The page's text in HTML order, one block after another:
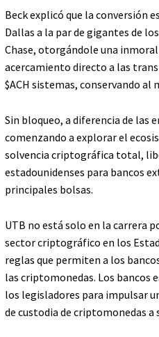
Beck explicó que la conversión
Dallas a la par de gigantes de
Chase, otorgándole una
acercamiento directo a las
$ACH sistemas, conservando al
Sin bloqueo, a diferencia de las
comenzando a explorar el
solvencia criptográfica total,
estadounidenses para bancos
principales bolsas.
UTB no está solo en la carrera
sector criptográfico en los
reglas que permiten a los
las criptomonedas. Los bancos
los legisladores para impulsar
de custodia de criptomonedas a